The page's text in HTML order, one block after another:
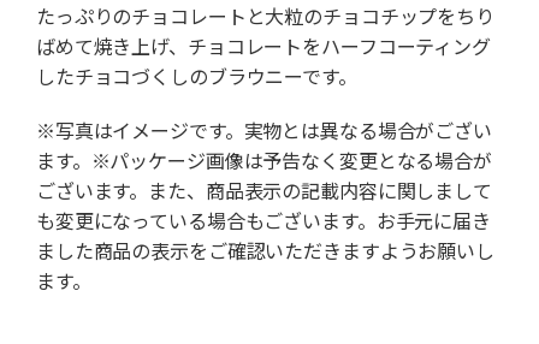
たっぷりのチョコレートと大粒のチョコチップをちり
ばめて焼き上げ、チョコレートをハーフコーティング
したチョコづくしのブラウニーです。
※写真はイメージです。実物とは異なる場合がござい
ます。※パッケージ画像は予告なく変更となる場合が
ございます。また、商品表示の記載内容に関しまして
も変更になっている場合もございます。お手元に届き
ました商品の表示をご確認いただきますようお願いし
ます。